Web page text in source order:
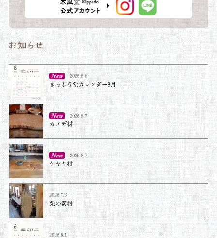
2026.8.6
きっぷう堂カレンダー8月
2026.8.7
カエデ材
2026.8.7
ケヤキ材⁡
2026.7.3
栗の素材
2026.6.1